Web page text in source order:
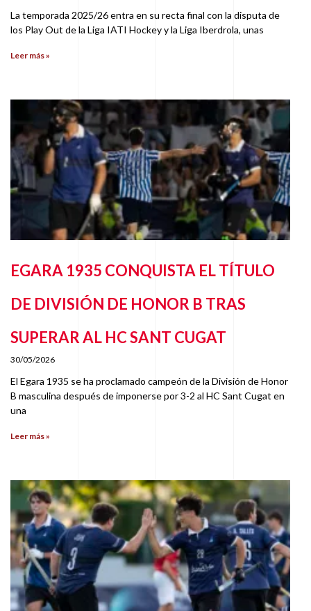
La temporada 2025/26 entra en su recta final con la disputa de
los Play Out de la Liga IATI Hockey y la Liga Iberdrola, unas
Leer más »
EGARA 1935 CONQUISTA EL TÍTULO
DE DIVISIÓN DE HONOR B TRAS
SUPERAR AL HC SANT CUGAT
30/05/2026
El Egara 1935 se ha proclamado campeón de la División de Honor
B masculina después de imponerse por 3-2 al HC Sant Cugat en
una
Leer más »